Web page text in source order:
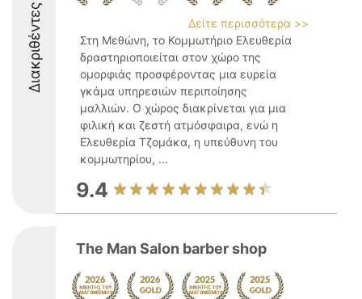
Διακριθέντες
Δείτε περισσότερα >>
Στη Μεθώνη, το Κομμωτήριο Ελευθερία
δραστηριοποιείται στον χώρο της
ομορφιάς προσφέροντας μια ευρεία
γκάμα υπηρεσιών περιποίησης
μαλλιών. Ο χώρος διακρίνεται για μια
φιλική και ζεστή ατμόσφαιρα, ενώ η
Ελευθερία Τζομάκα, η υπεύθυνη του
κομμωτηρίου, ...
9.4
The Man Salon barber shop